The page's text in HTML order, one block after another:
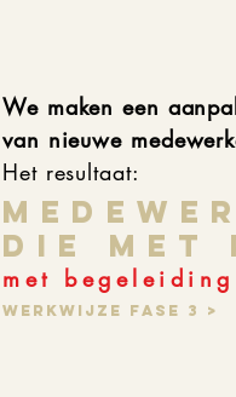
We maken een
van nieuwe
Het resultaat:
die met
met
Werkwijze fase 3 >